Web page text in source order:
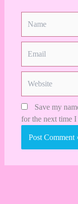
Save my
for the next time I